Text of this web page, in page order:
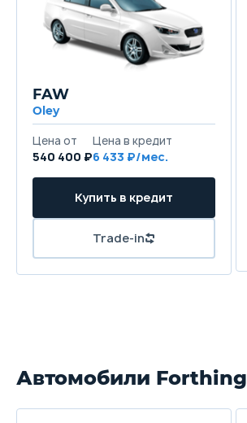
FAW
Oley
Цена от
540 400 ₽
Цена в кредит
6 433 ₽/мес.
Купить в кредит
Trade-in
Автомобили Forthing